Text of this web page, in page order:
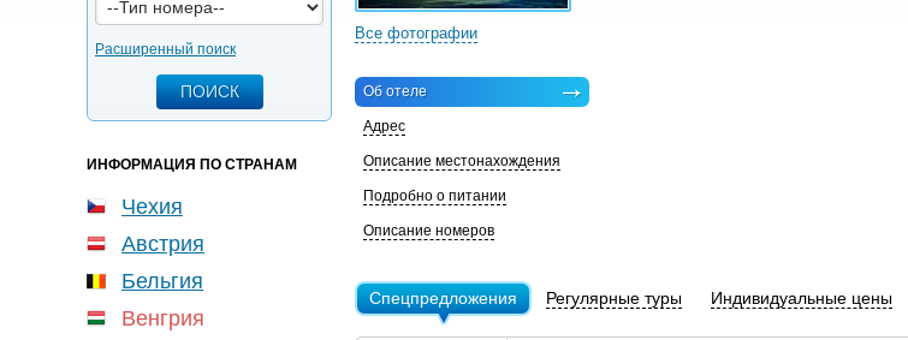
Расширенный поиск
ИНФОРМАЦИЯ ПО СТРАНАМ
Чехия
Австрия
Бельгия
Венгрия
Все фотографии
Об отеле
Адрес
Описание местонахождения
Подробно о питании
Описание номеров
Спецпредложения Регулярные туры Индивидуальные цены